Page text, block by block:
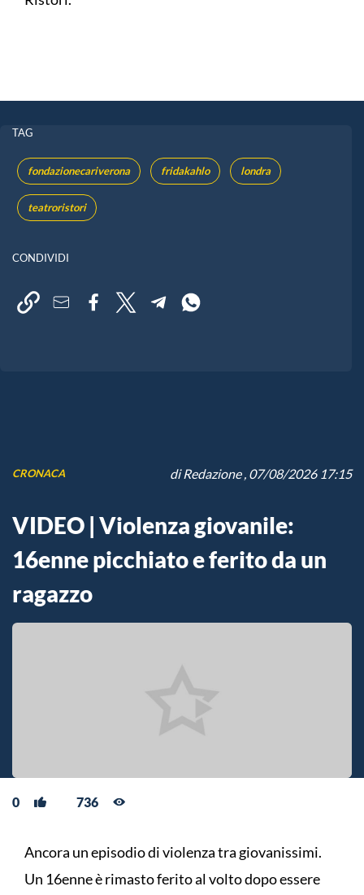
TAG
fondazionecariverona fridakahlo londra
teatroristori
CONDIVIDI
CRONACA diRedazione, 07/08/2026 17:15
VIDEO | Violenza giovanile:
16enne picchiato e ferito da un
ragazzo
0 736
Ancora un episodio di violenza tra giovanissimi.
Un 16enne è rimasto ferito al volto dopo essere